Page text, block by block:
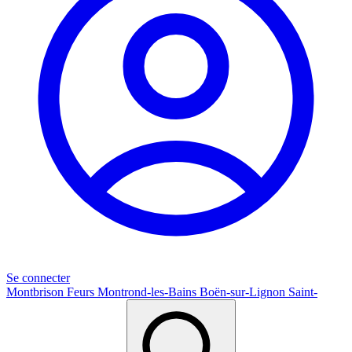
Se connecter
Montbrison Feurs Montrond-les-Bains Boën-sur-Lignon Saint-